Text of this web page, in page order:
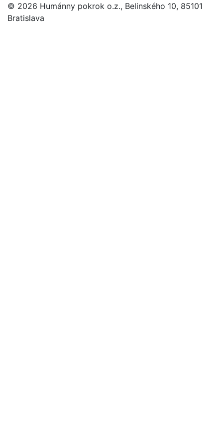
© 2026 Humánny pokrok o.z., Belinského 10, 85101
Bratislava